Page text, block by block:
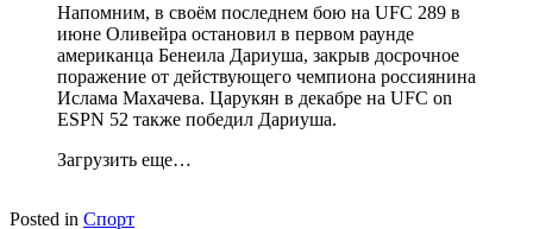
Напомним, в своём последнем бою на UFC 289 в
июне Оливейра остановил в первом раунде
американца Бенеила Дариуша, закрыв досрочное
поражение от действующего чемпиона россиянина
Ислама Махачева. Царукян в декабре на UFC on
ESPN 52 также победил Дариуша.
Загрузить еще…
Posted in Спорт